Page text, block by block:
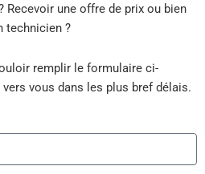
une offre de prix ou bien
technicien ?
remplir le formulaire ci-
vous dans les plus bref délais.